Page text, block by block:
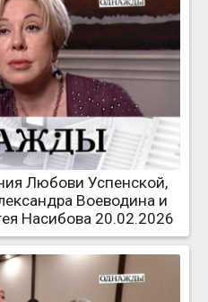
Любови Успенской,
Воеводина и
Насибова 20.02.2026